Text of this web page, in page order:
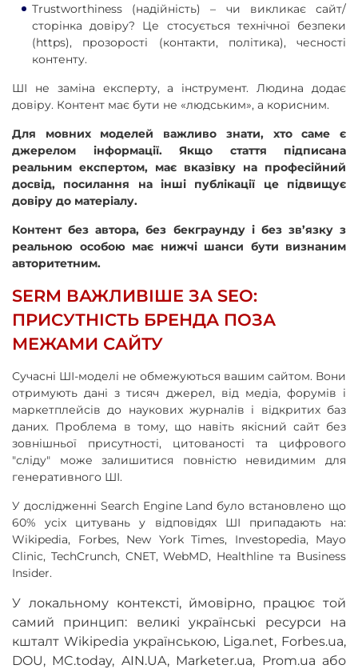
Trustworthiness (надійність) – чи викликає сайт/
сторінка довіру? Це стосується технічної безпеки
(https), прозорості (контакти, політика), чесності
контенту.
ШІ не заміна експерту, а інструмент. Людина додає
довіру. Контент має бути не «людським», а корисним.
Для мовних моделей важливо знати, хто саме є
джерелом інформації. Якщо стаття підписана
реальним експертом, має вказівку на професійний
досвід, посилання на інші публікації це підвищує
довіру до матеріалу.
Контент без автора, без бекграунду і без зв’язку з
реальною особою має нижчі шанси бути визнаним
авторитетним.
SERM ВАЖЛИВІШЕ ЗА SEO:
ПРИСУТНІСТЬ БРЕНДА ПОЗА
МЕЖАМИ САЙТУ
Сучасні ШІ-моделі не обмежуються вашим сайтом. Вони
отримують дані з тисяч джерел, від медіа, форумів і
маркетплейсів до наукових журналів і відкритих баз
даних. Проблема в тому, що навіть якісний сайт без
зовнішньої присутності, цитованості та цифрового
"сліду" може залишитися повністю невидимим для
генеративного ШІ.
У дослідженні Search Engine Land було встановлено що
60% усіх цитувань у відповідях ШІ припадають на:
Wikipedia, Forbes, New York Times, Investopedia, Mayo
Clinic, TechCrunch, CNET, WebMD, Healthline та Business
Insider.
У локальному контексті, ймовірно, працює той
самий принцип: великі українські ресурси на
кшталт Wikipedia українською, Liga.net, Forbes.ua,
DOU, MC.today, AIN.UA, Marketer.ua, Prom.ua або